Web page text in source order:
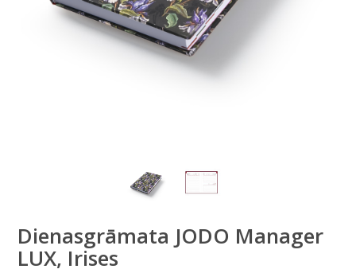
Dienasgrāmata JODO Manager
LUX, Irises